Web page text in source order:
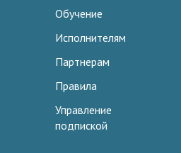
Обучение
Исполнителям
Партнерам
Правила
Управление
подпиской